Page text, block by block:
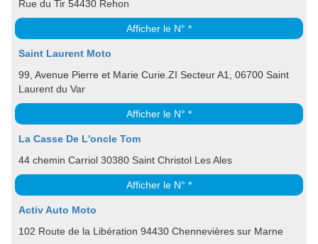
Rue du Tir 54430 Rehon
Afficher le N° *
Saint Laurent Moto
99, Avenue Pierre et Marie Curie.ZI Secteur A1, 06700 Saint
Laurent du Var
Afficher le N° *
La Casse De L'oncle Tom
44 chemin Carriol 30380 Saint Christol Les Ales
Afficher le N° *
Activ Auto Moto
102 Route de la Libération 94430 Chennevières sur Marne